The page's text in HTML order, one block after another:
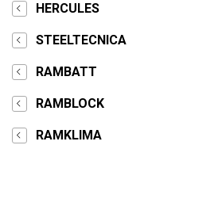
HERCULES
STEELTECNICA
RAMBATT
RAMBLOCK
RAMKLIMA